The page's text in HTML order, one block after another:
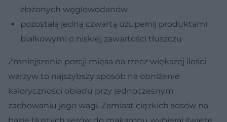
złożonych węglowodanów
pozostałą jedną czwartą uzupełnij produktami
białkowymi o niskiej zawartości tłuszczu
Zmniejszenie porcji mięsa na rzecz większej ilości
warzyw to najszybszy sposób na obniżenie
kaloryczności obiadu przy jednoczesnym
zachowaniu jego wagi. Zamiast ciężkich sosów na
bazie tłustych serów do makaronu wybieraj świeże